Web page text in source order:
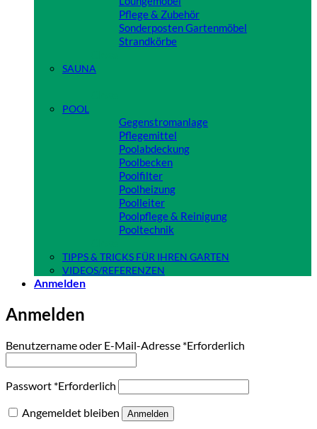
Pflege & Zubehör
Sonderposten Gartenmöbel
Strandkörbe
SAUNA
POOL
Gegenstromanlage
Pflegemittel
Poolabdeckung
Poolbecken
Poolfilter
Poolheizung
Poolleiter
Poolpflege & Reinigung
Pooltechnik
TIPPS & TRICKS FÜR IHREN GARTEN
VIDEOS/REFERENZEN
Anmelden
Anmelden
Benutzername oder E-Mail-Adresse *Erforderlich
Passwort *Erforderlich
Angemeldet bleiben
Anmelden